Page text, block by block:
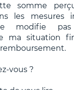
somme
les mesures
modifie
ma situation
vous ?